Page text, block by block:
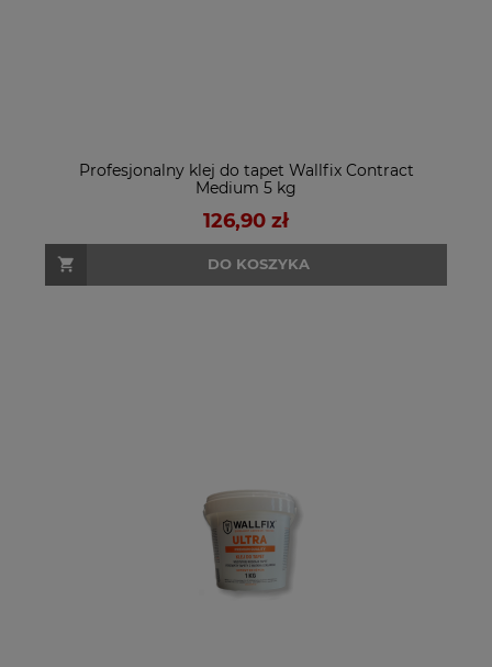
Profesjonalny klej do tapet Wallfix Contract
Medium 5 kg
126,90 zł
DO KOSZYKA